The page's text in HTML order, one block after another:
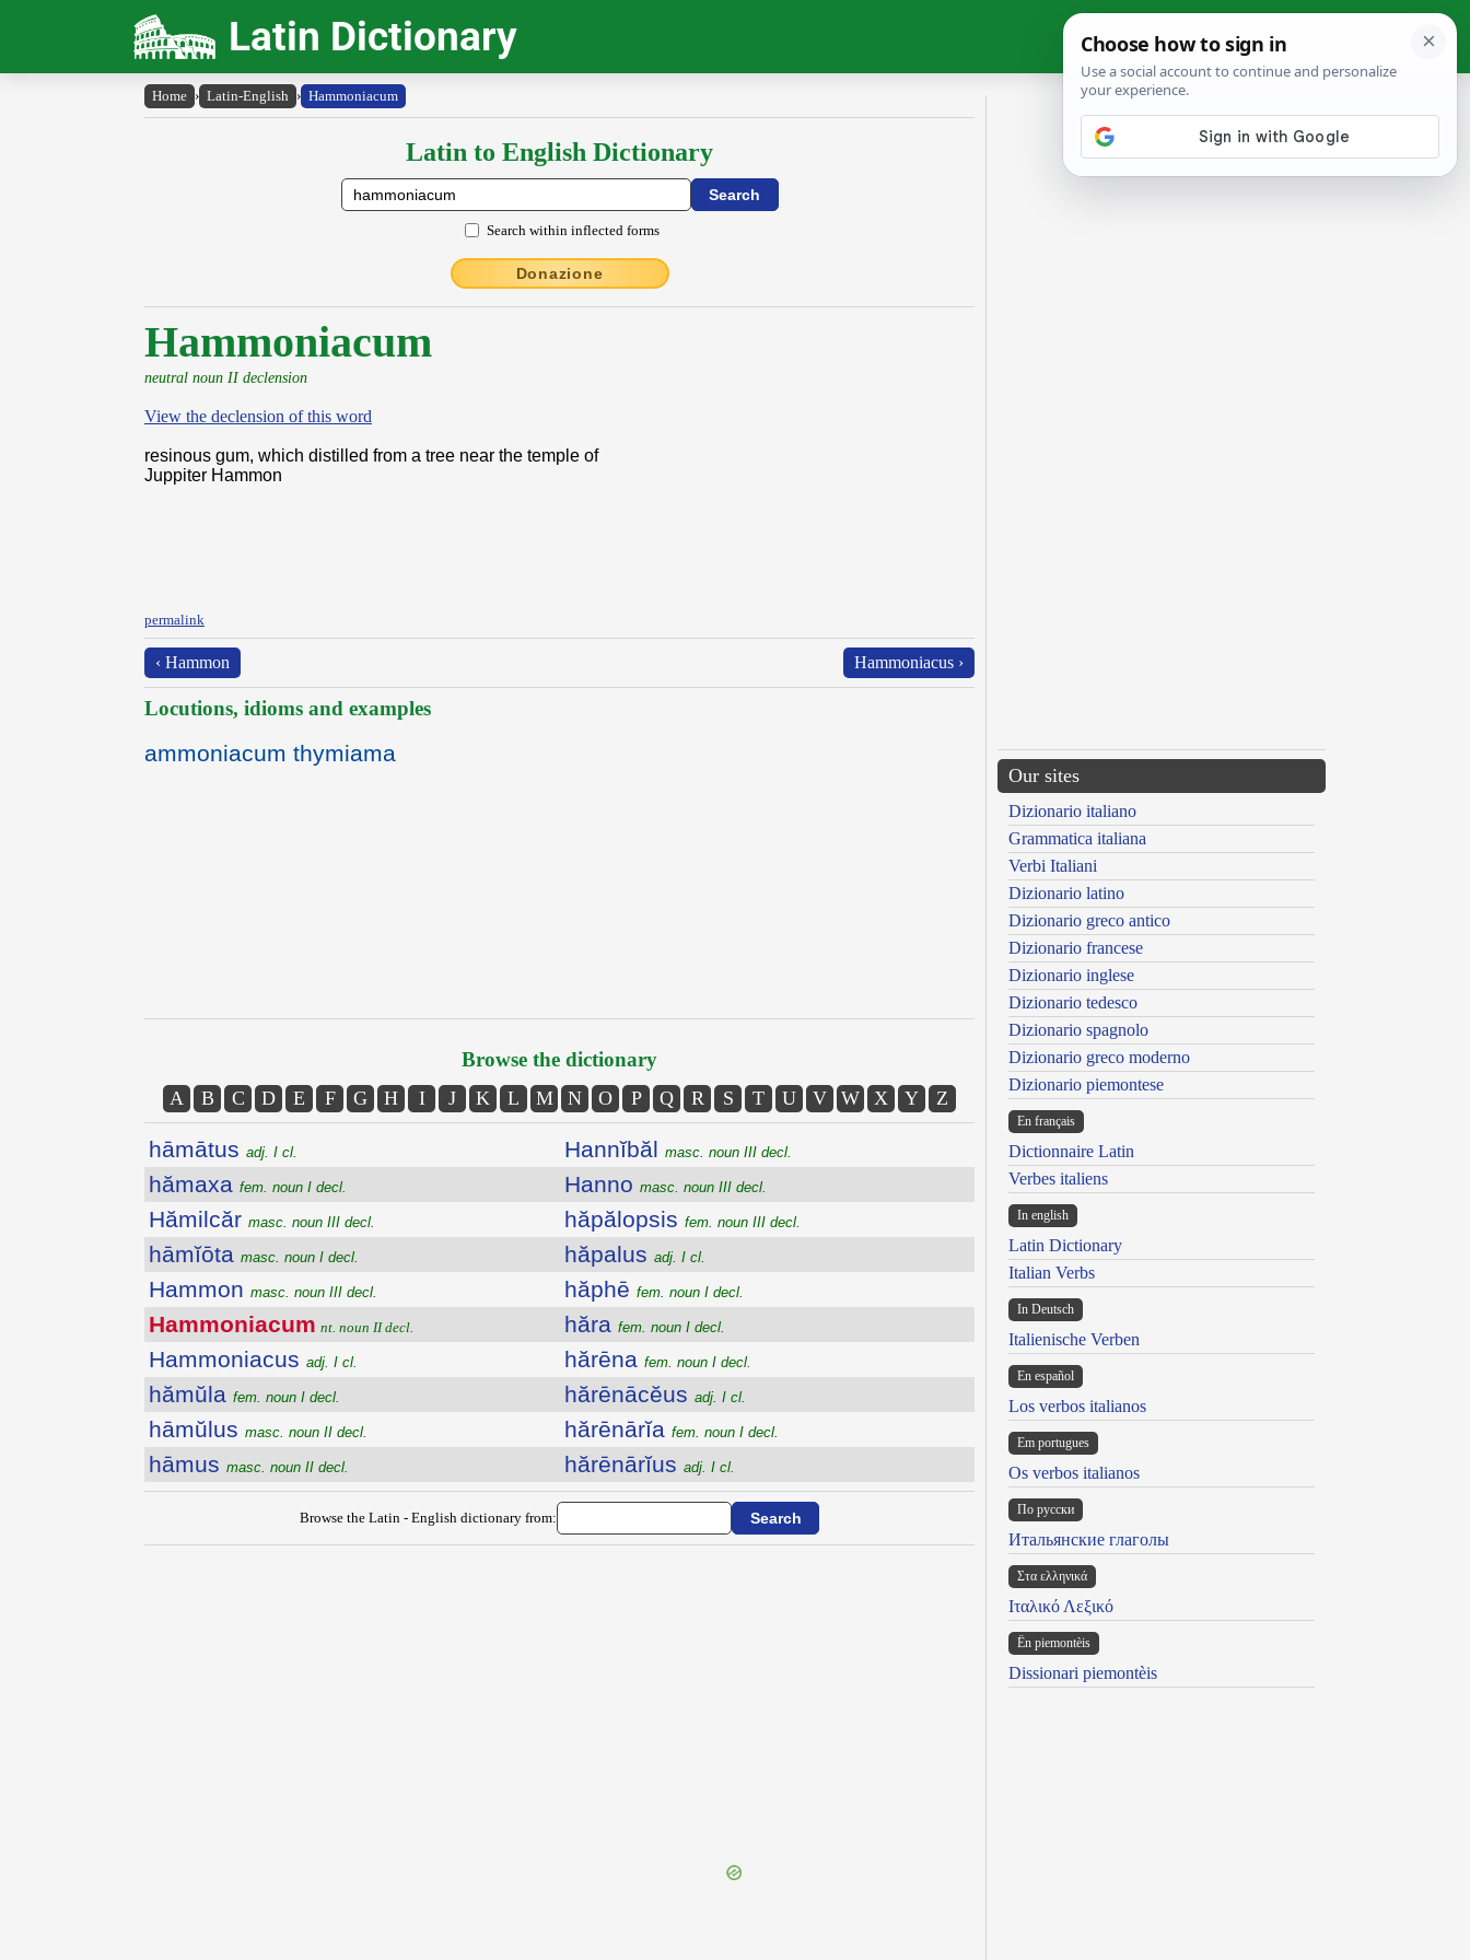
Latin Dictionary
Home › Latin-English › Hammoniacum
Latin to English Dictionary
Search within inflected forms
Donazione
Hammoniacum
neutral noun II declension
View the declension of this word
resinous gum, which distilled from a tree near the temple of
Juppiter Hammon
permalink
‹ Hammon Hammoniacus ›
Locutions, idioms and examples
ammoniacum thymiama
Browse the dictionary
A B C D E F G H I J K L M N O P Q R S T U V W X Y Z
hāmātus adj. I cl.
hămaxa fem. noun I decl.
Hămilcăr masc. noun III decl.
hāmĭōta masc. noun I decl.
Hammon masc. noun III decl.
Hammoniacum nt. noun II decl.
Hammoniacus adj. I cl.
hămŭla fem. noun I decl.
hāmŭlus masc. noun II decl.
hāmus masc. noun II decl.
Hannĭbăl masc. noun III decl.
Hanno masc. noun III decl.
hăpălopsis fem. noun III decl.
hăpalus adj. I cl.
hăphē fem. noun I decl.
hăra fem. noun I decl.
hărēna fem. noun I decl.
hărēnācĕus adj. I cl.
hărēnārĭa fem. noun I decl.
hărēnārĭus adj. I cl.
Browse the Latin - English dictionary from:
Our sites
Dizionario italiano
Grammatica italiana
Verbi Italiani
Dizionario latino
Dizionario greco antico
Dizionario francese
Dizionario inglese
Dizionario tedesco
Dizionario spagnolo
Dizionario greco moderno
Dizionario piemontese
En français
Dictionnaire Latin
Verbes italiens
In english
Latin Dictionary
Italian Verbs
In Deutsch
Italienische Verben
En español
Los verbos italianos
Em portugues
Os verbos italianos
По русски
Итальянские глаголы
Στα ελληνικά
Ιταλικό Λεξικό
Ën piemontèis
Dissionari piemontèis